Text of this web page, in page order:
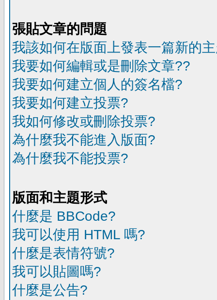
張貼文章的問題
我該如何在版面上發表一篇新的
我要如何編輯或是刪除文章??
我要如何建立個人的簽名檔?
我要如何建立投票?
我如何修改或刪除投票?
為什麼我不能進入版面?
為什麼我不能投票?
版面和主題形式
什麼是 BBCode?
我可以使用 HTML 嗎?
什麼是表情符號?
我可以貼圖嗎?
什麼是公告?